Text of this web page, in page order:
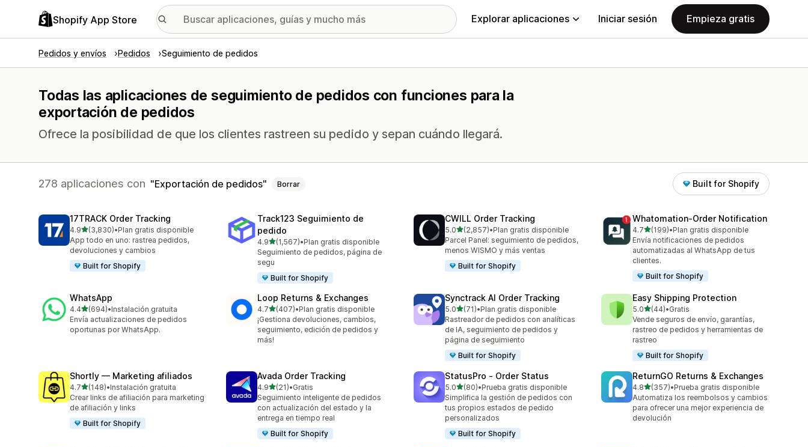
Shopify App Store Explorar aplicaciones Iniciar sesión Empieza gratis
Pedidos y envíos Pedidos Seguimiento de pedidos
Todas las aplicaciones de seguimiento de pedidos con funciones para la
exportación de pedidos
Ofrece la posibilidad de que los clientes rastreen su pedido y sepan cuándo llegará.
278 aplicaciones con Exportación de pedidos Borrar Built for Shopify
17TRACK Order Tracking
4.9de 5 estrellas
(3,830)
3830 reseñas en total
•Plan gratis disponible
App todo en uno: rastrea pedidos,
devoluciones y cambios
Built for Shopify
Track123 Seguimiento de
pedido
4.9de 5 estrellas
(1,567)
1567 reseñas en total
•Plan gratis disponible
Seguimiento de pedidos, página de
segu
Built for Shopify
CWILL Order Tracking
5.0de 5 estrellas
(2,857)
2857 reseñas en total
•Plan gratis disponible
Parcel Panel: seguimiento de pedidos,
menos WISMO y más ventas
Built for Shopify
Whatomation‑Order Notification
4.7de 5 estrellas
(199)
199 reseñas en total
•Plan gratis disponible
Envía notificaciones de pedidos
automatizadas al WhatsApp de tus
clientes.
Built for Shopify
WhatsApp
4.4de 5 estrellas
(694)
694 reseñas en total
•Instalación gratuita
Envía actualizaciones de pedidos
oportunas por WhatsApp.
Loop Returns & Exchanges
4.7de 5 estrellas
(407)
407 reseñas en total
•Plan gratis disponible
¡Gestiona devoluciones, cambios,
seguimiento, edición de pedidos y
más!
Synctrack AI Order Tracking
5.0de 5 estrellas
(71)
71 reseñas en total
•Plan gratis disponible
Rastreador de pedidos con analíticas
de IA, seguimiento de pedidos y
página de seguimiento
Built for Shopify
Easy Shipping Protection
5.0de 5 estrellas
(44)
44 reseñas en total
•Gratis
Vende seguros de envío, garantías,
rastreo de pedidos y herramientas de
rastreo
Built for Shopify
Shortly — Marketing afiliados
4.7de 5 estrellas
(148)
148 reseñas en total
•Instalación gratuita
Crear links de afiliación para marketing
de afiliación y links
Built for Shopify
Avada Order Tracking
4.9de 5 estrellas
(21)
21 reseñas en total
•Gratis
Seguimiento inteligente de pedidos
con actualización del estado y la
entrega en tiempo real
Built for Shopify
StatusPro ‑ Order Status
5.0de 5 estrellas
(80)
80 reseñas en total
•Prueba gratis disponible
Simplifica la gestión de pedidos con
tus propios estados de pedido
personalizados
Built for Shopify
ReturnGO Returns & Exchanges
4.8de 5 estrellas
(357)
357 reseñas en total
•Prueba gratis disponible
Automatiza los reembolsos y cambios
para ofrecer una mejor experiencia de
devolución